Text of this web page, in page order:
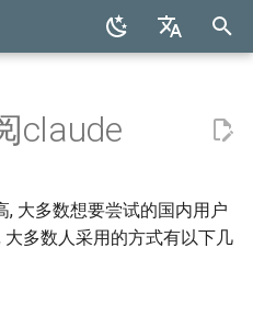
Linux101 学习记录
Linux201 学习记录
Linux 命令行的艺术
MacOS 命令行的艺术
Git 学习指南
Git 个人使用
Docker 入门指南
Docker 基础
yazi
Tmux Workflow
AWS 服务器配置指南
Zsh Shell 配置
Fish Shell 配置
网关服务器使用
SSH 常用指令
Database 简介和环境
SQL 入门语法
Chapter 2 开始学习C++
Chapter 3 处理数据
ICS Part1 Conclusion
ICS Part2 Conclusion
Course
Lab
Chapter 1 计算机网络概述
Chapter 2 应用层
总复习
课程评价与感想
Lecture 3 AEP
Lecture 4 Entropy Rate
Part 1 期末备考指南
Part 2 常用算法模板
Lecture 1 Network
Lecture 2 Internet and Data
Module 0 Introduction to
Module 1 Game Engine +
Objects
Lecture 0 Overview
Lecture 1 Lexer-1
Chapter 2 Agent
Chapter 3 Uninformed
Course
Assignments
Course
Chapter 1 Outline
Lec 1 Introduction &
Lec 2 Memory Hierarchies
and Matrix Multiplication
Lec 1 Why Parallel
Lec 2 Modern Multi-Core
Processor
Private5G 阅读笔记
Mobile Ad Hoc Network
NTN Overview
NTN Outlook
SIGCOMM16 RoCE
ICDCS23 Less is More
Unison
SkyPilot
CS268 Seminar
2025 Conference Papers
0 ns-3 基础配置
1 ns-3 入门程序解析
0 mininet preface
1 mininet walkthrough
1 Implementation of
2 QuickStart of SkyPilot
实验复现
核心逻辑
STK Installation
STK Start
Installation
Basic Func
Quick Start
Advanced Start
Start
Issue
Dev
Open5GS Docker 环境部署
OAI Docker 环境部署
基础配置与起步
测 RTT
数字三角形模型
最长上升子序列模型 1
并查集
树状数组
位运算-递归-递推
前缀和-差分-二分
claude
, 大多数想要尝试的国内用户
多数人采用的方式有以下几